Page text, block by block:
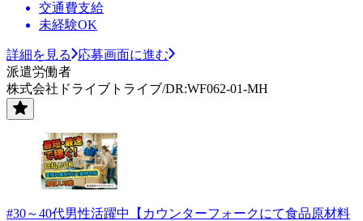
交通費支給
未経験OK
詳細を見る
応募画面に進む
派遣労働者
株式会社ドライブトライブ/DR:WF062-01-MH
#30～40代男性活躍中【カウンターフォークにて食品原材料